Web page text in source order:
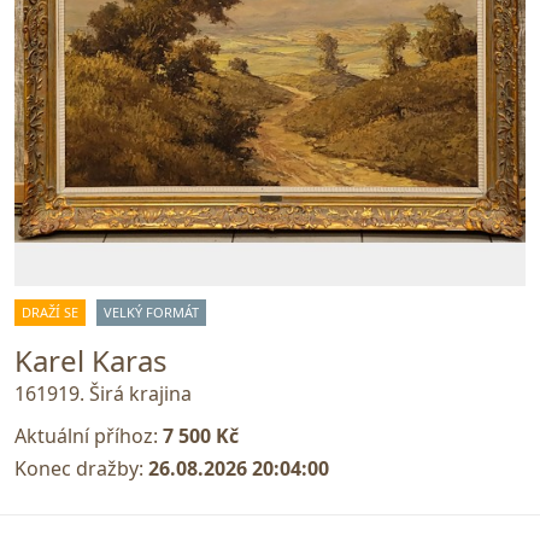
DRAŽÍ SE VELKÝ FORMÁT
Karel Karas
161919. Širá krajina
Aktuální příhoz: 7 500 Kč
Konec dražby: 26.08.2026 20:04:00